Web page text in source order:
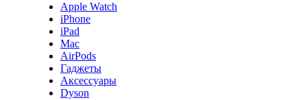
Apple Watch
iPhone
iPad
Mac
AirPods
Гаджеты
Аксессуары
Dyson